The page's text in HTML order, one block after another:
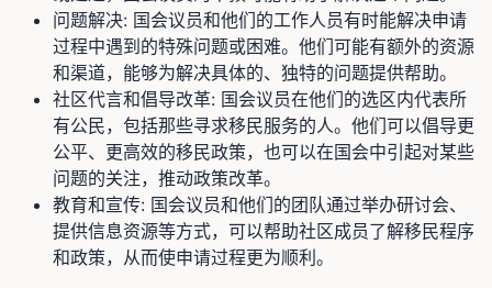
问题解决: 国会议员和他们的工作人员有时能解决申请
过程中遇到的特殊问题或困难。他们可能有额外的资源
和渠道，能够为解决具体的、独特的问题提供帮助。
社区代言和倡导改革: 国会议员在他们的选区内代表所
有公民，包括那些寻求移民服务的人。他们可以倡导更
公平、更高效的移民政策，也可以在国会中引起对某些
问题的关注，推动政策改革。
教育和宣传: 国会议员和他们的团队通过举办研讨会、
提供信息资源等方式，可以帮助社区成员了解移民程序
和政策，从而使申请过程更为顺利。